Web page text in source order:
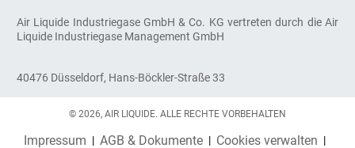
Air Liquide Industriegase GmbH & Co. KG vertreten durch die Air
Liquide Industriegase Management GmbH
40476 Düsseldorf, Hans-Böckler-Straße 33
© 2026, AIR LIQUIDE. ALLE RECHTE VORBEHALTEN
Impressum AGB & Dokumente Cookies verwalten